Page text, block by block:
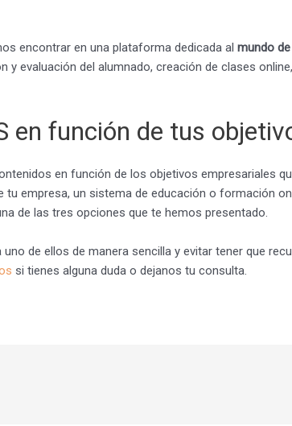
encontrar en una plataforma dedicada almundo
y evaluación del alumnado, creación de clases
en función de tus
en función de los objetivos empresariales
empresa, un sistema de educación o formación
de las tres opciones que te hemos presentado.
de ellos de manera sencilla y evitar tener que
si tienes alguna duda o dejanos tu consulta.